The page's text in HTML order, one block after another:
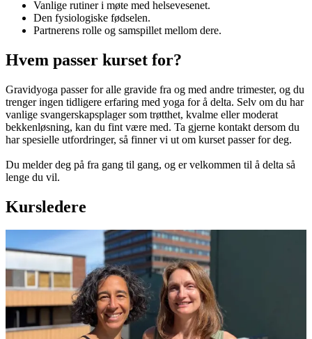
Vanlige rutiner i møte med helsevesenet.
Den fysiologiske fødselen.
Partnerens rolle og samspillet mellom dere.
Hvem passer kurset for?
Gravidyoga passer for alle gravide fra og med andre trimester, og du
trenger ingen tidligere erfaring med yoga for å delta. Selv om du har
vanlige svangerskapsplager som trøtthet, kvalme eller moderat
bekkenløsning, kan du fint være med. Ta gjerne kontakt dersom du
har spesielle utfordringer, så finner vi ut om kurset passer for deg.
Du melder deg på fra gang til gang, og er velkommen til å delta så
lenge du vil.
Kursledere